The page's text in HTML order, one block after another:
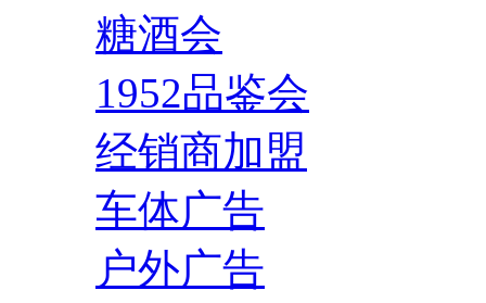
糖酒会
1952品鉴会
经销商加盟
车体广告
户外广告